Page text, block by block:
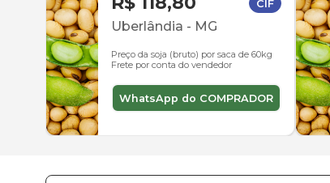
CIF
Uberlândia - MG
Preço da soja (bruto) por saca de 60kg
Frete por conta do vendedor
WhatsApp do COMPRADOR